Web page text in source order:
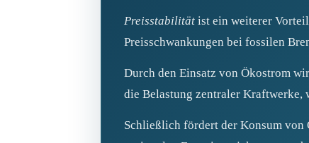
Preisstabilität ist ein weiterer
Preisschwankungen bei fossilen
Durch den Einsatz von Ökostrom
die Belastung zentraler Kraftwerke,
Schließlich fördert der Konsum